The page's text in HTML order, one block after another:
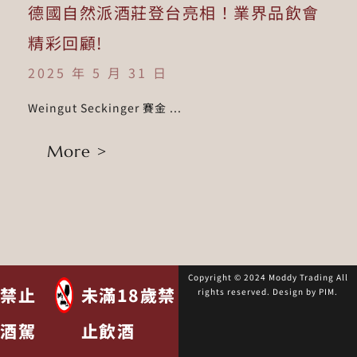
德國自然派酒莊登台亮相！業界品飲會
精彩回顧!
2025 年 5 月 31 日
Weingut Seckinger 賽金 ...
More >
禁止
酒駕
未滿18歲禁
止飲酒
Copyright © 2024 Moddy Trading All
rights reserved. Design by PIM.